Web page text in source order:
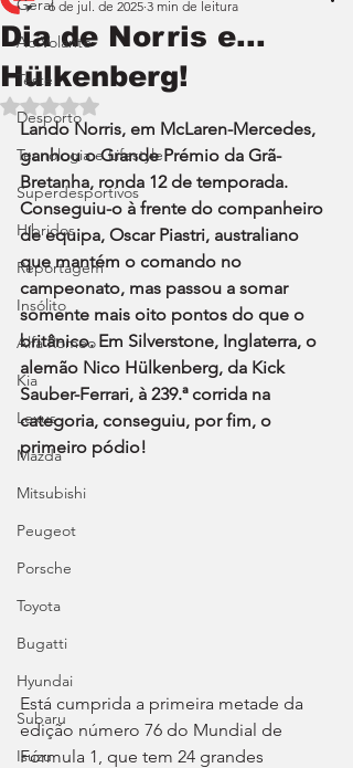
Geral
Ao Volante
Teste
Desporto
Tecnologia e Lifestyle
Superdesportivos
Híbridos
Reportagem
Insólito
Alfa Romeo
Kia
Lexus
Mazda
Mitsubishi
Peugeot
Porsche
Toyota
Bugatti
Hyundai
Subaru
Isuzu
Dia de Norris e...
Hülkenberg!
6 de jul. de 2025 3 min de leitura
Avaliado com NaN de 5 estrelas.
Lando Norris, em McLaren-Mercedes,
ganhou o Grande Prémio da Grã-
Bretanha, ronda 12 de temporada.
Conseguiu-o à frente do companheiro
de equipa, Oscar Piastri, australiano
que mantém o comando no
campeonato, mas passou a somar
somente mais oito pontos do que o
britânico. Em Silverstone, Inglaterra, o
alemão Nico Hülkenberg, da Kick
Sauber-Ferrari, à 239.ª corrida na
categoria, conseguiu, por fim, o
primeiro pódio!
Está cumprida a primeira metade da
edição número 76 do Mundial de
Fórmula 1, que tem 24 grandes